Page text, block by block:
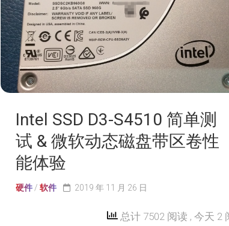
Intel SSD D3-S4510 简单测
试 & 微软动态磁盘带区卷性
能体验
硬件 / 软件 2019 年 11 月 26 日
总计 7502 阅读 , 今天 2